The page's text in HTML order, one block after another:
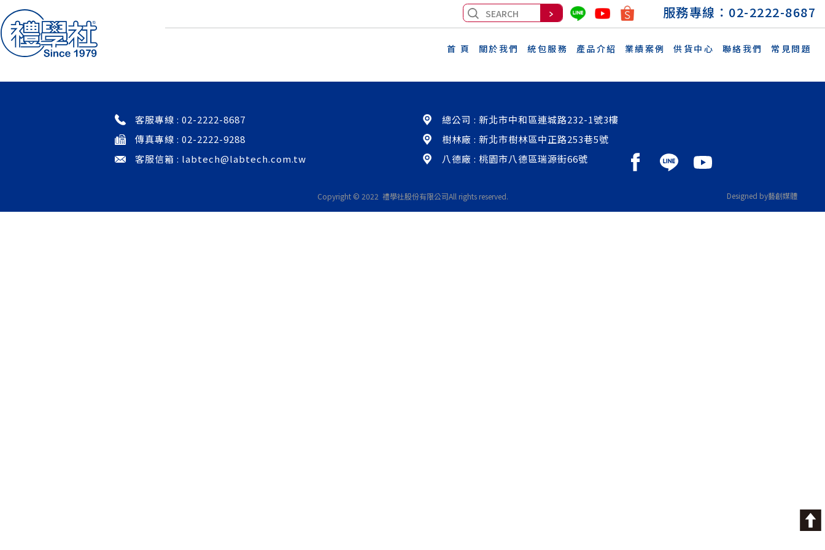
服務專線： 02-2222-8687
首 頁 關於我們 統包服務 產品介紹 業績案例 供貨中心 聯絡我們 常見問題
味全食品工業 斗六品保中心 微生物實驗室
客服專線 : 02-2222-8687
傳真專線 : 02-2222-9288
客服信箱 : labtech@labtech.com.tw
總公司 : 新北市中和區連城路232-1號3樓
樹林廠 : 新北市樹林區中正路253巷5號
八德廠 : 桃園市八德區瑞源街66號
Copyright © 2022 禮學社股份有限公司All rights reserved. Designed by藝創媒體